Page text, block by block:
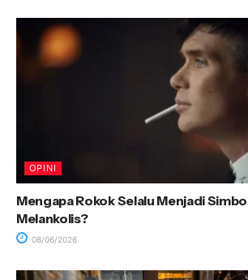
OPINI
Mengapa Rokok Selalu Menjadi
Melankolis?
08/06/2026